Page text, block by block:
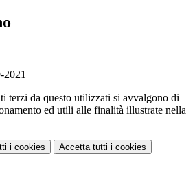
terzi da questo utilizzati si avvalgono di
ed utili alle finalità illustrate nella
i cookies Accetta tutti i cookies